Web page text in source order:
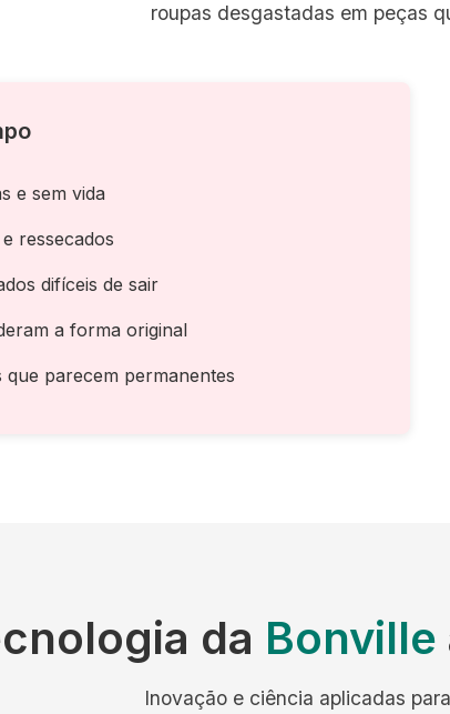
roupas desgastadas em peças
e sem vida
ressecados
difíceis de sair
a forma original
que parecem permanentes
da Bonville
Inovação e ciência aplicadas